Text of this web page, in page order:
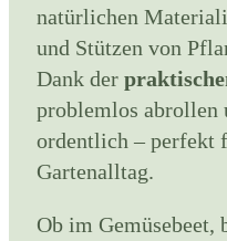
natürlichen
und Stützen von
Dank der
problemlos
ordentlich – perfekt
Gartenalltag.
Ob im Gemüsebeet,